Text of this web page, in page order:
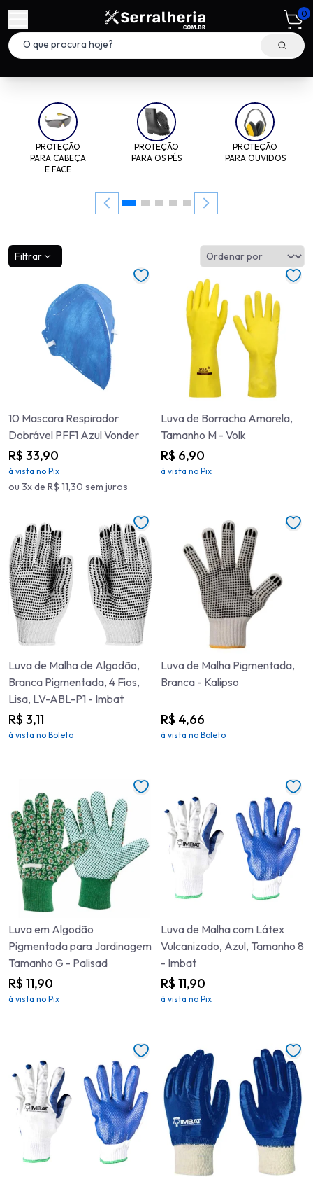
0
PROTEÇÃO
PARA CABEÇA
E FACE
PROTEÇÃO
PARA OS PÉS
PROTEÇÃO
PARA OUVIDOS
Filtrar
10 Mascara Respirador
Dobrável PFF1 Azul Vonder
R$ 33,90
à vista no Pix
ou 3x de R$ 11,30 sem juros
Luva de Borracha Amarela,
Tamanho M - Volk
R$ 6,90
à vista no Pix
Luva de Malha de Algodão,
Branca Pigmentada, 4 Fios,
Lisa, LV-ABL-P1 - Imbat
R$ 3,11
à vista no Boleto
Luva de Malha Pigmentada,
Branca - Kalipso
R$ 4,66
à vista no Boleto
Luva em Algodão
Pigmentada para Jardinagem
Tamanho G - Palisad
R$ 11,90
à vista no Pix
Luva de Malha com Látex
Vulcanizado, Azul, Tamanho 8
- Imbat
R$ 11,90
à vista no Pix